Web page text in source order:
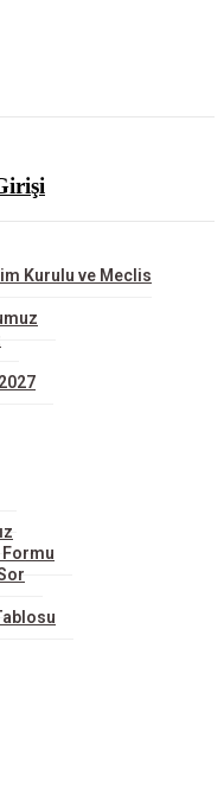
Kurulu ve Meclis